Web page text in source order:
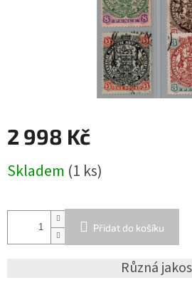
2 998 Kč
cena:
Skladem (1 ks)
Přidat do košíku
Různá